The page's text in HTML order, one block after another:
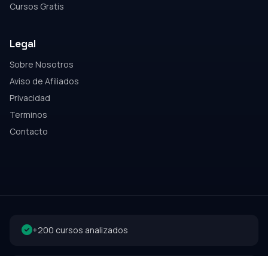
Cursos Gratis
Legal
Sobre Nosotros
Aviso de Afiliados
Privacidad
Terminos
Contacto
+200 cursos analizados